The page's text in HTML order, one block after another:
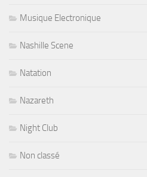
Musique Electronique
Nashille Scene
Natation
Nazareth
Night Club
Non classé